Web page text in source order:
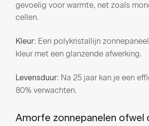
gevoelig voor warmte, net zoals
cellen.
Kleur: Een polykristallijn
kleur met een glanzende afwerking.
Levensduur: Na 25 jaar kan je een
80% verwachten.
Amorfe zonnepanelen ofwel